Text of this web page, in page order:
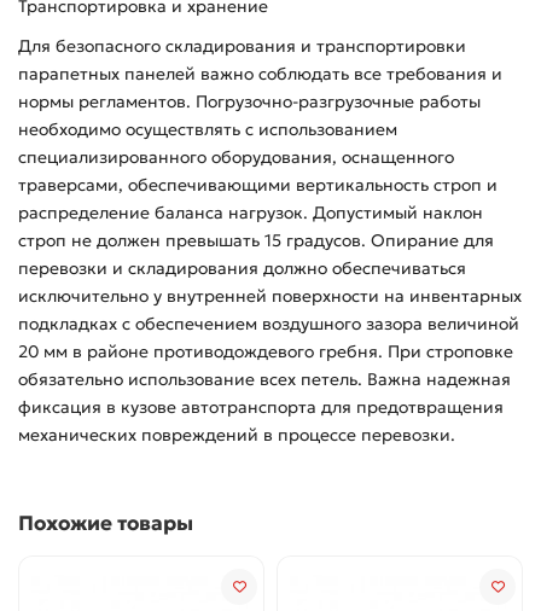
Транспортировка и хранение
Для безопасного складирования и транспортировки
парапетных панелей важно соблюдать все требования и
нормы регламентов. Погрузочно-разгрузочные работы
необходимо осуществлять с использованием
специализированного оборудования, оснащенного
траверсами, обеспечивающими вертикальность строп и
распределение баланса нагрузок. Допустимый наклон
строп не должен превышать 15 градусов. Опирание для
перевозки и складирования должно обеспечиваться
исключительно у внутренней поверхности на инвентарных
подкладках с обеспечением воздушного зазора величиной
20 мм в районе противодождевого гребня. При строповке
обязательно использование всех петель. Важна надежная
фиксация в кузове автотранспорта для предотвращения
механических повреждений в процессе перевозки.
Похожие товары